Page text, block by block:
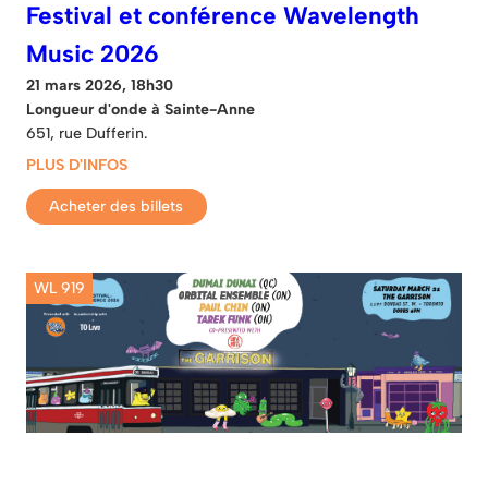
Festival et conférence Wavelength
Music 2026
21 mars 2026, 18h30
Longueur d'onde à Sainte-Anne
651, rue Dufferin.
PLUS D'INFOS
Acheter des billets
WL 919